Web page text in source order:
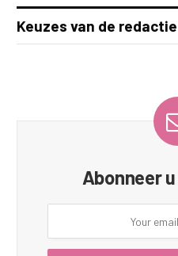
Keuzes van de redactie
Abonneer